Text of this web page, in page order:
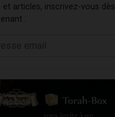
et articles, inscrivez-vous dès
: